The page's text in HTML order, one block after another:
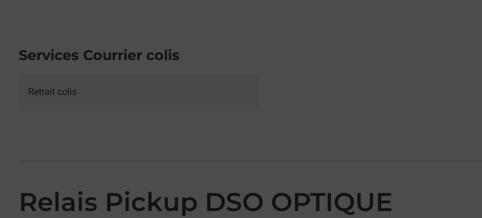
Services Courrier colis
Retrait colis
Relais Pickup DSO OPTIQUE